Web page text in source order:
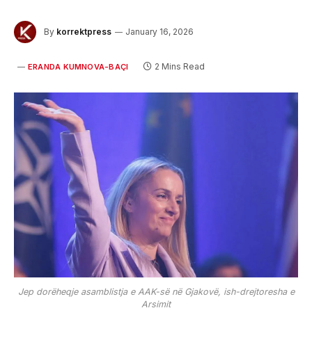
By korrektpress January 16, 2026
ERANDA KUMNOVA-BAÇI 2 Mins Read
Jep dorëheqje asamblistja e AAK-së në Gjakovë, ish-drejtoresha e
Arsimit